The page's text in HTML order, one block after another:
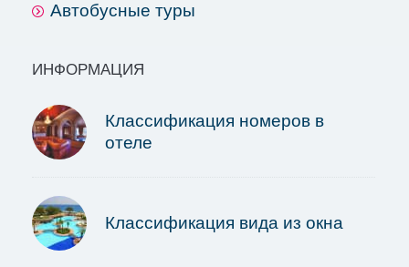
Автобусные туры
ИНФОРМАЦИЯ
Классификация номеров в
отеле
Классификация вида из окна